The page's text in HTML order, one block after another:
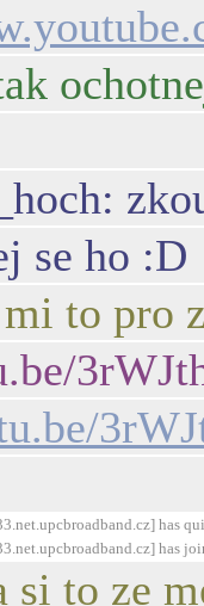
se ho :D
to pro
has
has
si to ze